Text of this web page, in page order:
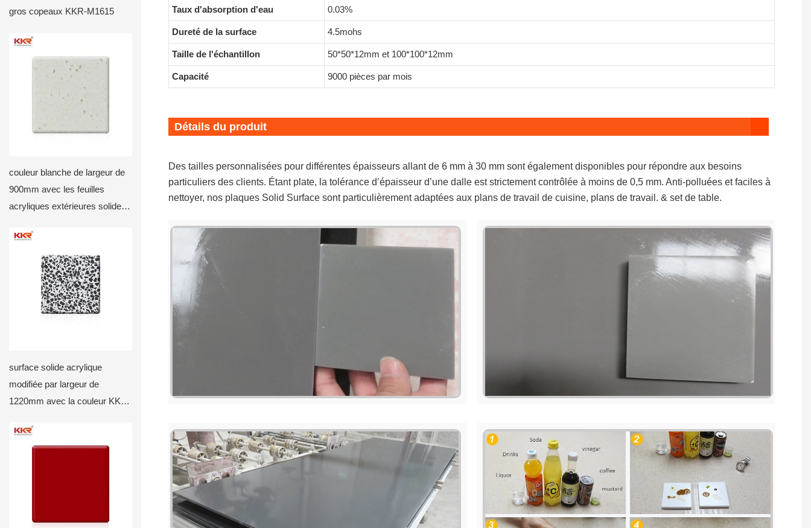
gros copeaux KKR-M1615
couleur blanche de largeur de
900mm avec les feuilles
acryliques extérieures solides
surface solide acrylique
modifiée par largeur de
1220mm avec la couleur KKR-
Taux d'absorption d'eau 0.03%
Dureté de la surface 4.5mohs
Taille de l'échantillon 50*50*12mm et 100*100*12mm
Capacité 9000 pièces par mois
Détails du produit
Des tailles personnalisées pour différentes épaisseurs allant de 6 mm à 30 mm sont également disponibles pour répondre aux besoins
particuliers des clients. Étant plate, la tolérance d’épaisseur d’une dalle est strictement contrôlée à moins de 0,5 mm. Anti-polluées et faciles à
nettoyer, nos plaques Solid Surface sont particulièrement adaptées aux plans de travail de cuisine, plans de travail. & set de table.